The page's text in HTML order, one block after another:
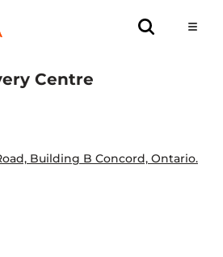
Centre
Building B Concord, Ontario.